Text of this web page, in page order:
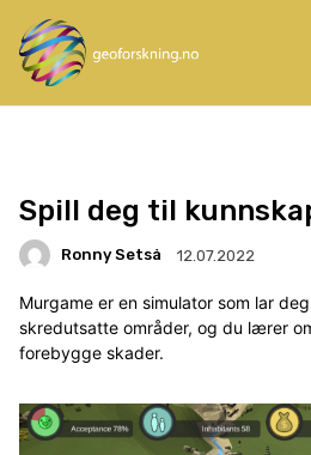
Spill deg til
Ronny Setså 12.07.2022
Murgame er en simulator som lar
skredutsatte områder, og du lærer
forebygge skader.